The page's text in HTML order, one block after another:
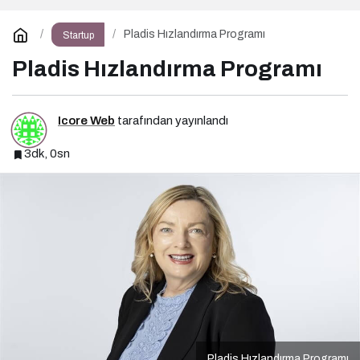
Startup Pladis Hızlandırma Programı
Pladis Hızlandırma Programı
Icore Web tarafından yayınlandı
3dk, 0sn